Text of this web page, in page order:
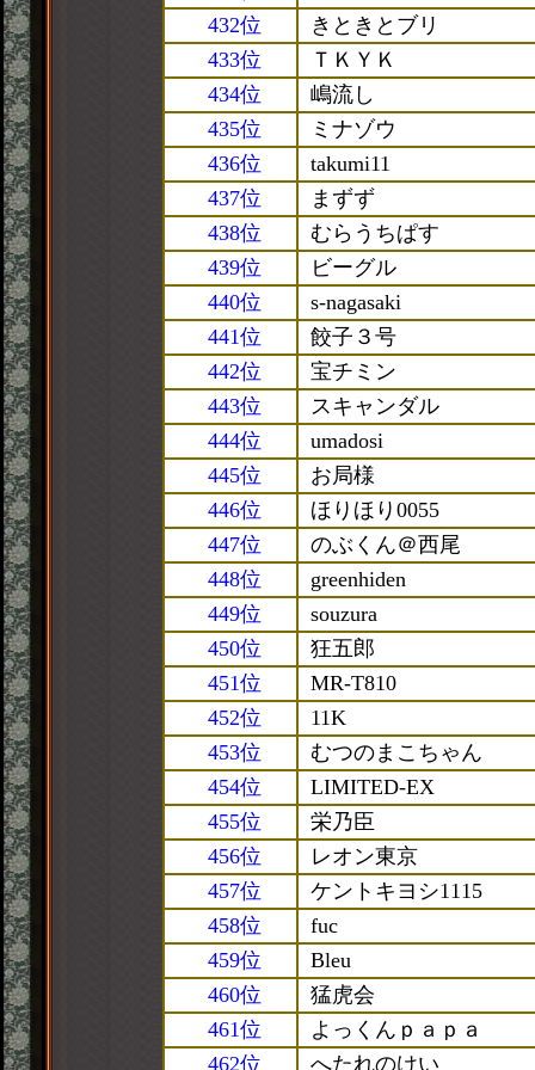
432位
きときとブリ
433位
ＴＫＹＫ
434位
嶋流し
435位
ミナゾウ
436位
takumi11
437位
まずず
438位
むらうちぱす
439位
ビーグル
440位
s-nagasaki
441位
餃子３号
442位
宝チミン
443位
スキャンダル
444位
umadosi
445位
お局様
446位
ほりほり0055
447位
のぶくん＠西尾
448位
greenhiden
449位
souzura
450位
狂五郎
451位
MR-T810
452位
11K
453位
むつのまこちゃん
454位
LIMITED-EX
455位
栄乃臣
456位
レオン東京
457位
ケントキヨシ1115
458位
fuc
459位
Bleu
460位
猛虎会
461位
よっくんｐａｐａ
462位
へたれのけい